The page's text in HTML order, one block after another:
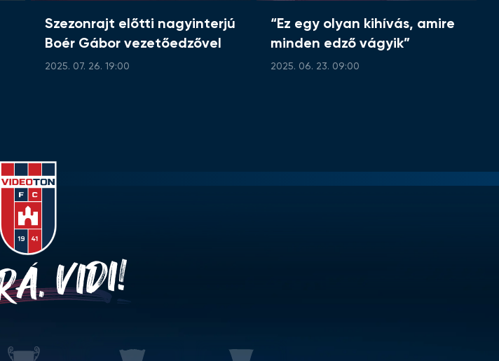
Szezonrajt előtti nagyinterjú
Boér Gábor vezetőedzővel
2025. 07. 26. 19:00
“Ez egy olyan kihívás, amire
minden edző vágyik”
2025. 06. 23. 09:00
VIDI!